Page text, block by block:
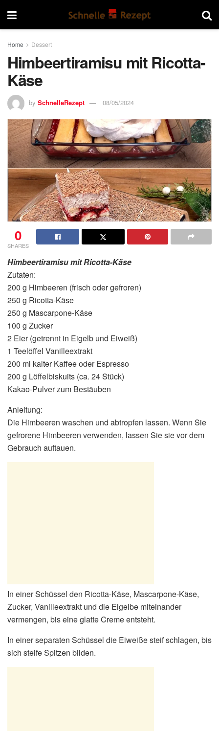
Home Dessert
Himbeertiramisu mit Ricotta-
Käse
by SchnelleRezept 08/05/2024
0
SHARES
Himbeertiramisu mit Ricotta-Käse
Zutaten:
200 g Himbeeren (frisch oder gefroren)
250 g Ricotta-Käse
250 g Mascarpone-Käse
100 g Zucker
2 Eier (getrennt in Eigelb und Eiweiß)
1 Teelöffel Vanilleextrakt
200 ml kalter Kaffee oder Espresso
200 g Löffelbiskuits (ca. 24 Stück)
Kakao-Pulver zum Bestäuben
Anleitung:
Die Himbeeren waschen und abtropfen lassen. Wenn Sie
gefrorene Himbeeren verwenden, lassen Sie sie vor dem
Gebrauch auftauen.
In einer Schüssel den Ricotta-Käse, Mascarpone-Käse,
Zucker, Vanilleextrakt und die Eigelbe miteinander
vermengen, bis eine glatte Creme entsteht.
In einer separaten Schüssel die Eiweiße steif schlagen, bis
sich steife Spitzen bilden.